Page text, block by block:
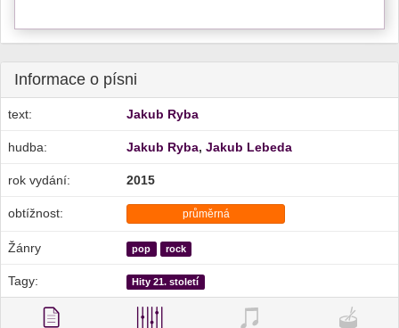
Informace o písni
text: Jakub Ryba
hudba: Jakub Ryba, Jakub Lebeda
rok vydání: 2015
obtížnost: průměrná
Žánry pop rock
Tagy: Hity 21. století